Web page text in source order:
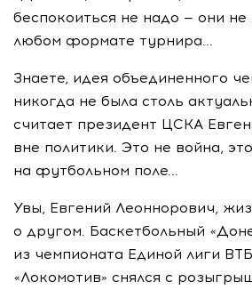
беспокоиться не надо — они
любом формате турнира...
Знаете, идея объединенного
никогда не была столь
считает президент ЦСКА
вне политики. Это не война,
на футбольном поле...
Увы, Евгений Леоннорович,
о другом. Баскетбольный
из чемпионата Единой лиги
«Локомотив» снялся с